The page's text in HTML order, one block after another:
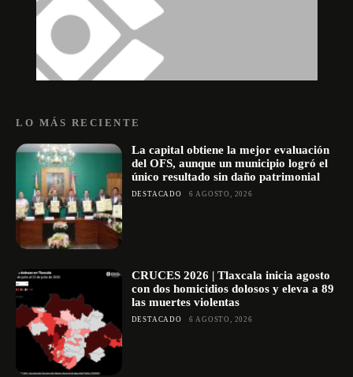
LO MÁS RECIENTE
La capital obtiene la mejor evaluación
del OFS, aunque un municipio logró el
único resultado sin daño patrimonial
DESTACADO 6 AGOSTO, 2026
CRUCES 2026 | Tlaxcala inicia agosto
con dos homicidios dolosos y eleva a 89
las muertes violentas
DESTACADO 6 AGOSTO, 2026